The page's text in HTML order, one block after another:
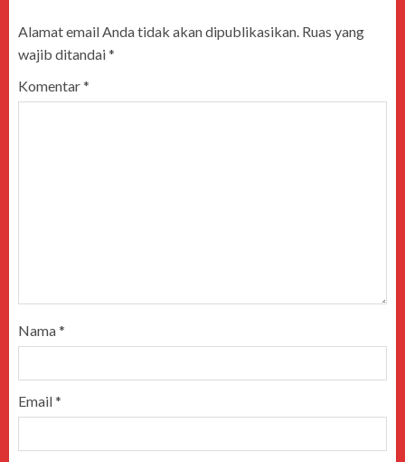
Alamat email Anda tidak akan dipublikasikan. Ruas yang
wajib ditandai*
Komentar*
Nama*
Email*